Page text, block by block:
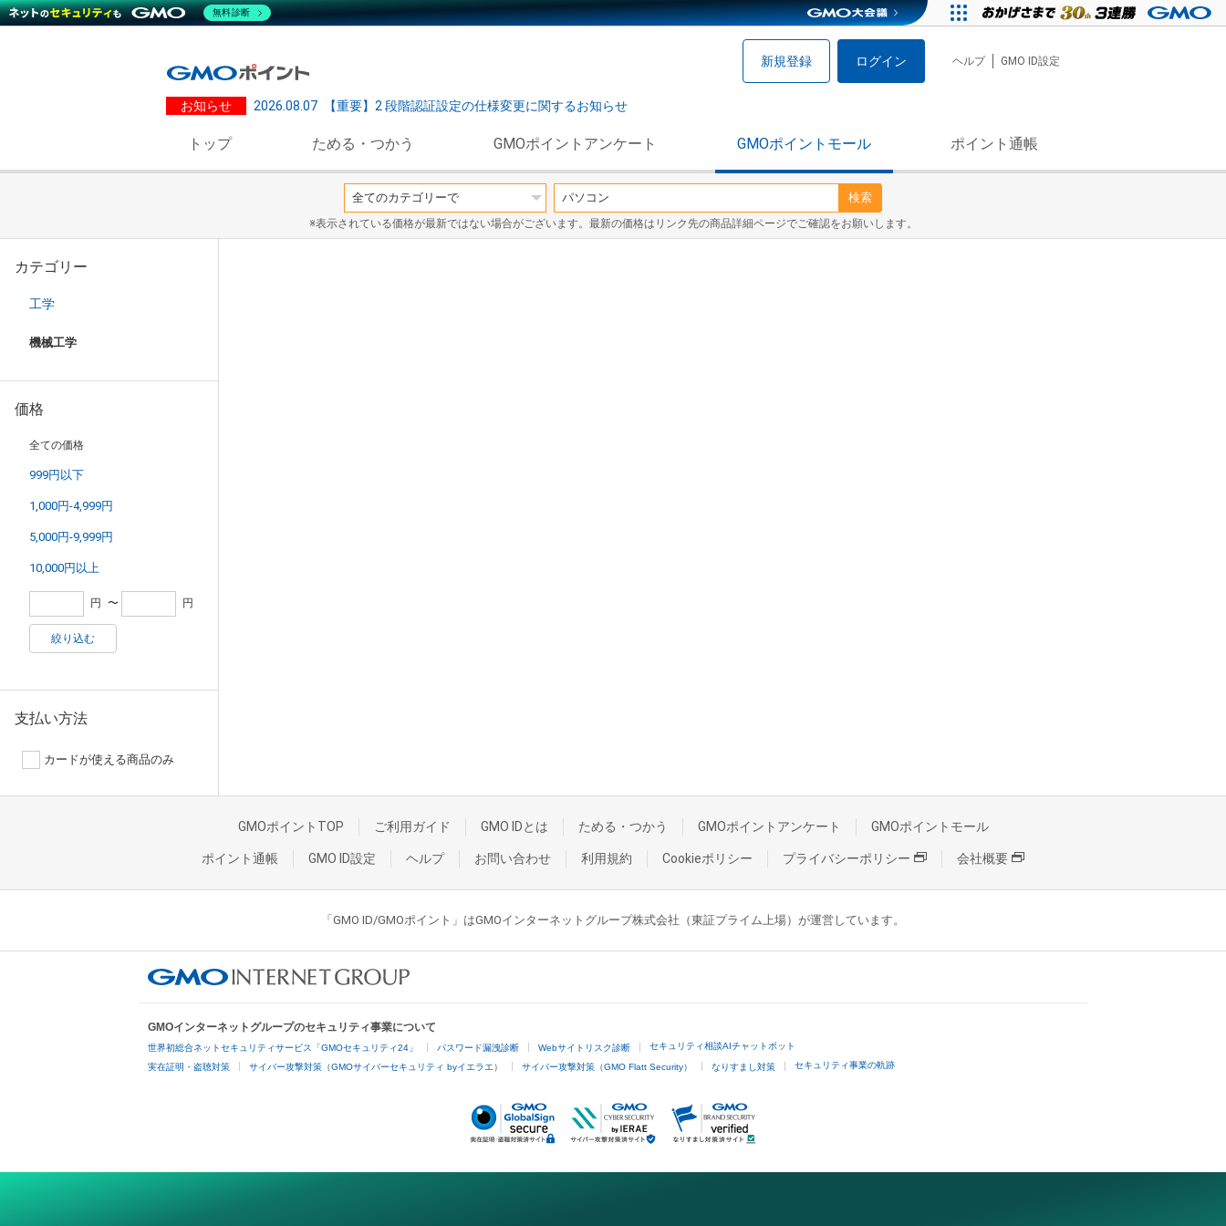
新規登録 ログイン ヘルプ GMO ID設定
お知らせ 2026.08.07 【重要】2 段階認証設定の仕様変更に関するお知らせ
トップ ためる・つかう GMOポイントアンケート GMOポイントモール ポイント通帳
検索
※表示されている価格が最新ではない場合がございます。最新の価格はリンク先の商品詳細ページでご確認をお願いします。
カテゴリー
工学
機械工学
価格
全ての価格
999円以下
1,000円-4,999円
5,000円-9,999円
10,000円以上
円 〜 円
絞り込む
支払い方法
カードが使える商品のみ
GMOポイントTOP ご利用ガイド GMO IDとは ためる・つかう GMOポイントアンケート GMOポイントモール
ポイント通帳 GMO ID設定 ヘルプ お問い合わせ 利用規約 Cookieポリシー プライバシーポリシー 会社概要
「GMO ID/GMOポイント」はGMOインターネットグループ株式会社（東証プライム上場）が運営しています。
GMOインターネットグループのセキュリティ事業について
世界初総合ネットセキュリティサービス「GMOセキュリティ24」 パスワード漏洩診断 Webサイトリスク診断 セキュリティ相談AIチャットボット
実在証明・盗聴対策 サイバー攻撃対策（GMOサイバーセキュリティ byイエラエ） サイバー攻撃対策（GMO Flatt Security） なりすまし対策 セキュリティ事業の軌跡
無料診断